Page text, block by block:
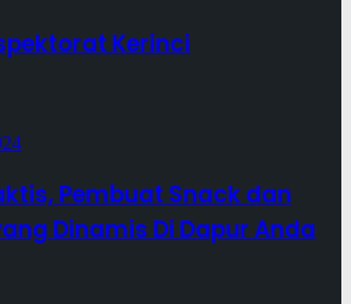
Kerinci
Pembuat Snack dan
Dinamis Di Dapur Anda